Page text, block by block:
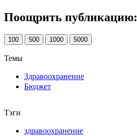
Поощрить публикацию:
100 500 1000 5000
Темы
Здравоохранение
Бюджет
Тэги
здравоохранение